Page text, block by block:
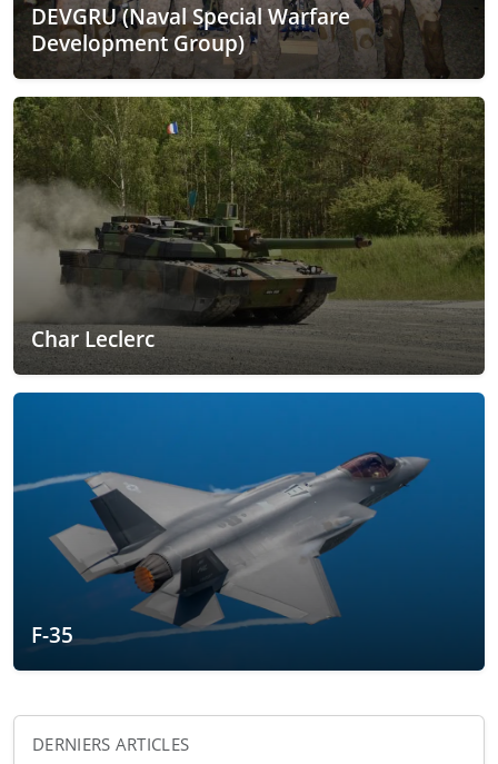
DEVGRU (Naval Special Warfare
Development Group)
Char Leclerc
F-35
DERNIERS ARTICLES